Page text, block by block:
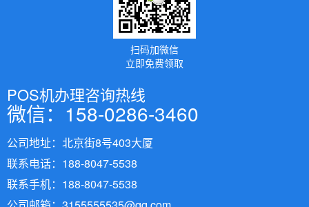
扫码加微信
立即免费领取
POS机办理咨询热线
微信：158-0286-3460
公司地址：北京街8号403大厦
联系电话：188-8047-5538
联系手机：188-8047-5538